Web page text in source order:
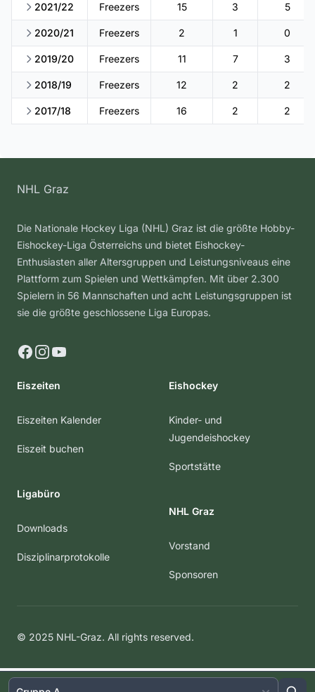
2021/22 Freezers 15 3 5
2020/21 Freezers 2 1 0
2019/20 Freezers 11 7 3
2018/19 Freezers 12 2 2
2017/18 Freezers 16 2 2
NHL Graz
Die Nationale Hockey Liga (NHL) Graz ist die größte Hobby-
Eishockey-Liga Österreichs und bietet Eishockey-
Enthusiasten aller Altersgruppen und Leistungsniveaus eine
Plattform zum Spielen und Wettkämpfen. Mit über 2.300
Spielern in 56 Mannschaften und acht Leistungsgruppen ist
sie die größte geschlossene Liga Europas.
Facebook
Instagram
YouTube
Eiszeiten
Eiszeiten Kalender
Eiszeit buchen
Ligabüro
Downloads
Disziplinarprotokolle
Eishockey
Kinder- und
Jugendeishockey
Sportstätte
NHL Graz
Vorstand
Sponsoren
© 2025 NHL-Graz. All rights reserved.